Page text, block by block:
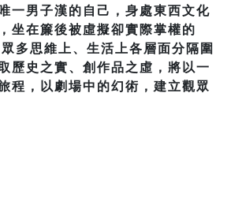
一男子漢的自己，身處東西文化
坐在簾後被虛擬卻實際掌權的
多思維上、生活上各層面分隔圍
歷史之實、創作品之虛，將以一
程，以劇場中的幻術，建立觀眾